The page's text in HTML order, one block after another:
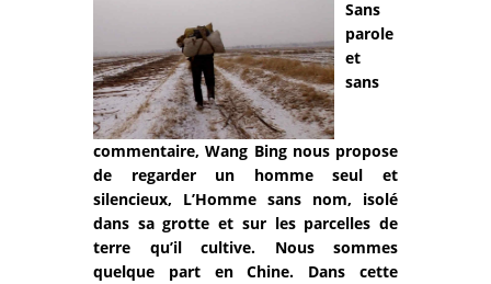
Sans
parole
et
sans
commentaire, Wang Bing nous propose
de regarder un homme seul et
silencieux, L’Homme sans nom, isolé
dans sa grotte et sur les parcelles de
terre qu’il cultive. Nous sommes
quelque part en Chine. Dans cette